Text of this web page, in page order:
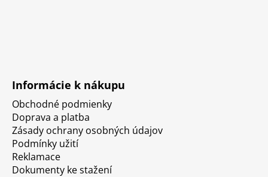
Informácie k nákupu
Obchodné podmienky
Doprava a platba
Zásady ochrany osobných údajov
Podmínky užití
Reklamace
Dokumenty ke stažení